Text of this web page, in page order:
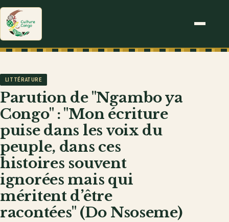
LITTÉRATURE
Parution de "Ngambo ya
Congo" : "Mon écriture
puise dans les voix du
peuple, dans ces
histoires souvent
ignorées mais qui
méritent d’être
racontées" (Do Nsoseme)